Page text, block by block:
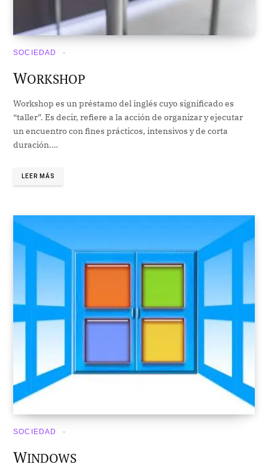
SOCIEDAD
WORKSHOP
Workshop es un préstamo del inglés cuyo significado es
“taller”. Es decir, refiere a la acción de organizar y ejecutar
un encuentro con fines prácticos, intensivos y de corta
duración.…
LEER MÁS
SOCIEDAD
WINDOWS